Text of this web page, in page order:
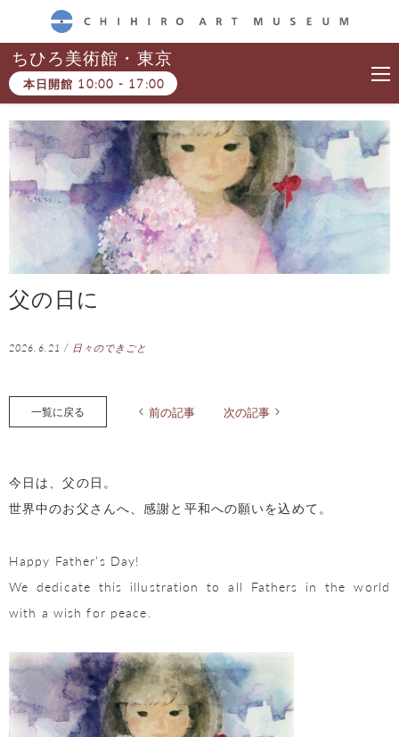
CHIHIRO ART MUSEUM
ちひろ美術館・東京
本日開館 10:00 - 17:00
父の日に
2026.6.21 / 日々のできごと
一覧に戻る 前の記事 次の記事
今日は、父の日。
世界中のお父さんへ、感謝と平和への願いを込めて。
Happy Father’s Day!
We dedicate this illustration to all Fathers in the world
with a wish for peace.